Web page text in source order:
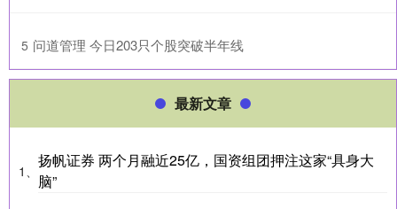
5 ​问道管理 今日203只个股突破半年线
最新文章
1、
扬帆证券 两个月融近25亿，国资组团押注这家“具身大
脑”